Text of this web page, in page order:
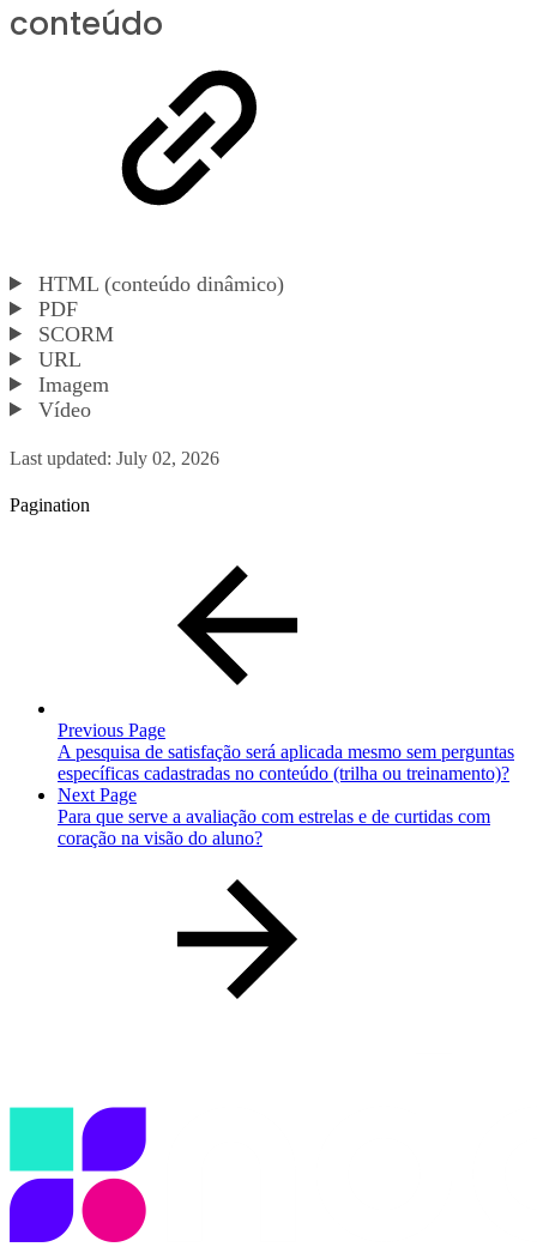
conteúdo
HTML (conteúdo dinâmico)
PDF
SCORM
URL
Imagem
Vídeo
Last updated: July 02, 2026
Pagination
Previous Page
A pesquisa de satisfação será aplicada mesmo sem perguntas
específicas cadastradas no conteúdo (trilha ou treinamento)?
Next Page
Para que serve a avaliação com estrelas e de curtidas com
coração na visão do aluno?